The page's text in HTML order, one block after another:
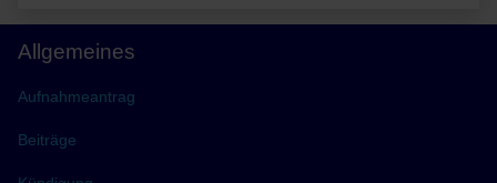
Allgemeines
Aufnahmeantrag
Beiträge